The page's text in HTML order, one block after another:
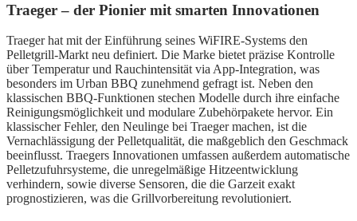
Traeger – der Pionier mit smarten Innovationen
Traeger hat mit der Einführung seines WiFIRE-Systems den
Pelletgrill-Markt neu definiert. Die Marke bietet präzise Kontrolle
über Temperatur und Rauchintensität via App-Integration, was
besonders im Urban BBQ zunehmend gefragt ist. Neben den
klassischen BBQ-Funktionen stechen Modelle durch ihre einfache
Reinigungsmöglichkeit und modulare Zubehörpakete hervor. Ein
klassischer Fehler, den Neulinge bei Traeger machen, ist die
Vernachlässigung der Pelletqualität, die maßgeblich den Geschmack
beeinflusst. Traegers Innovationen umfassen außerdem automatische
Pelletzufuhrsysteme, die unregelmäßige Hitzeentwicklung
verhindern, sowie diverse Sensoren, die die Garzeit exakt
prognostizieren, was die Grillvorbereitung revolutioniert.